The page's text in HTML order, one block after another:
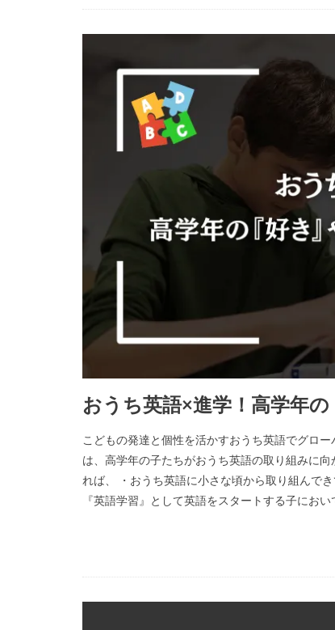
おうち英語×進学！高学年
こどもの発達と個性を活かすおうち英語でグロ
は、高学年の子たちがおうち英語の取り組みに
れば、 ・おうち英語に小さな頃から取り組んで
『英語学習』として英語をスタートする子にお